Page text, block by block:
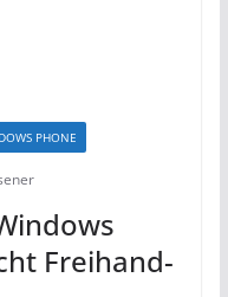
PHONE
Freihand-